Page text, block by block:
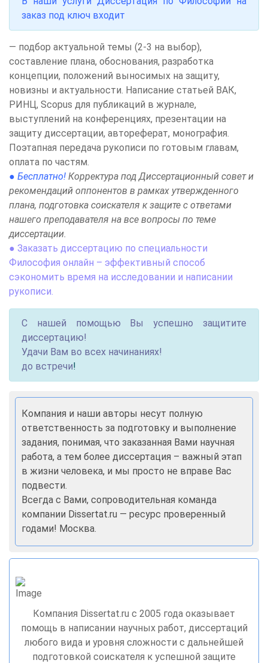
заказ под ключ входит
— подбор актуальной темы (2-3 на выбор),
составление плана, обоснования, разработка
концепции, положений выносимых на защиту,
новизны и актуальности. Написание статьей ВАК,
РИНЦ, Scopus для публикаций в журнале,
выступлений на конференциях, презентации на
защиту диссертации, автореферат, монография.
Поэтапная передача рукописи по готовым главам,
оплата по частям.
● Бесплатно! Корректура под Диссертационный совет и
рекомендаций оппонентов в рамках утвержденного
плана, подготовка соискателя к защите с ответами
нашего преподавателя на все вопросы по теме
диссертации.
● Заказать диссертацию по специальности
Философия онлайн – эффективный способ
сэкономить время на исследовании и написании
рукописи.
С нашей помощью Вы успешно защитите
диссертацию!
Удачи Вам во всех начинаниях!
до встречи!
Компания и наши авторы несут полную
ответственность за подготовку и выполнение
задания, понимая, что заказанная Вами научная
работа, а тем более диссертация – важный этап
в жизни человека, и мы просто не вправе Вас
подвести.
Всегда с Вами, сопроводительная команда
компании Dissertat.ru — ресурс проверенный
годами! Москва.
Компания Dissertat.ru c 2005 года оказывает
помощь в написании научных работ, диссертаций
любого вида и уровня сложности с дальнейшей
подготовкой соискателя к успешной защите